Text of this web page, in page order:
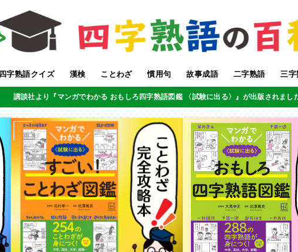
四字熟語クイズ 漢検 ことわざ 慣用句 故事成語 二字熟語 三
講談社より『マンガでわかる おもしろ四字熟語図鑑 〈試験に出る〉』が出版されまし